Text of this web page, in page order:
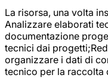
La risorsa, una volta
Analizzare elaborati
documentazione
tecnici dai
organizzare i dati di
tecnico per la raccolta